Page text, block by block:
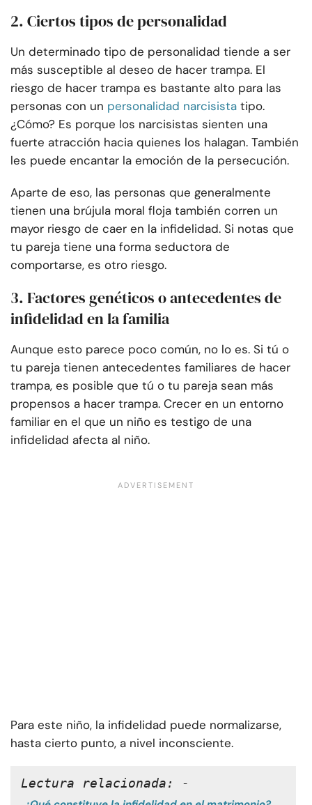
2. Ciertos tipos de personalidad
Un determinado tipo de personalidad tiende a ser
más susceptible al deseo de hacer trampa. El
riesgo de hacer trampa es bastante alto para las
personas con un personalidad narcisista tipo.
¿Cómo? Es porque los narcisistas sienten una
fuerte atracción hacia quienes los halagan. También
les puede encantar la emoción de la persecución.
Aparte de eso, las personas que generalmente
tienen una brújula moral floja también corren un
mayor riesgo de caer en la infidelidad. Si notas que
tu pareja tiene una forma seductora de
comportarse, es otro riesgo.
3. Factores genéticos o antecedentes de
infidelidad en la familia
Aunque esto parece poco común, no lo es. Si tú o
tu pareja tienen antecedentes familiares de hacer
trampa, es posible que tú o tu pareja sean más
propensos a hacer trampa. Crecer en un entorno
familiar en el que un niño es testigo de una
infidelidad afecta al niño.
Para este niño, la infidelidad puede normalizarse,
hasta cierto punto, a nivel inconsciente.
Lectura relacionada: -